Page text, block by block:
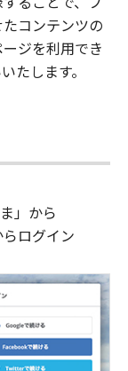
コンテンツの
ジを利用でき
たします。
」から
ログイン